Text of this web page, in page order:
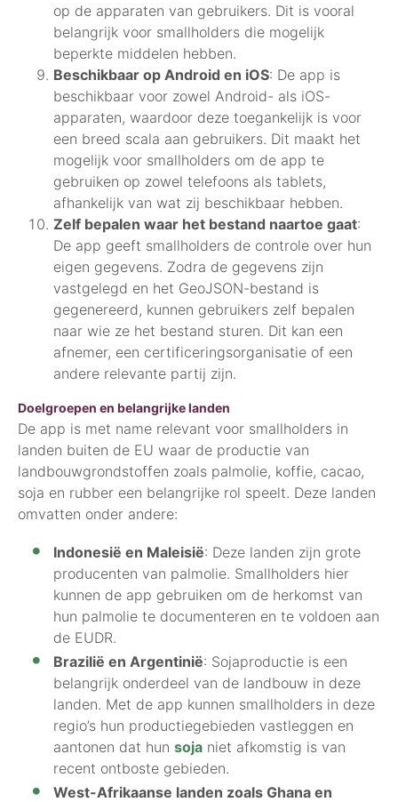
op de apparaten van gebruikers. Dit is vooral
belangrijk voor smallholders die mogelijk
beperkte middelen hebben.
Beschikbaar op Android en iOS: De app is
beschikbaar voor zowel Android- als iOS-
apparaten, waardoor deze toegankelijk is voor
een breed scala aan gebruikers. Dit maakt het
mogelijk voor smallholders om de app te
gebruiken op zowel telefoons als tablets,
afhankelijk van wat zij beschikbaar hebben.
Zelf bepalen waar het bestand naartoe gaat:
De app geeft smallholders de controle over hun
eigen gegevens. Zodra de gegevens zijn
vastgelegd en het GeoJSON-bestand is
gegenereerd, kunnen gebruikers zelf bepalen
naar wie ze het bestand sturen. Dit kan een
afnemer, een certificeringsorganisatie of een
andere relevante partij zijn.
Doelgroepen en belangrijke landen
De app is met name relevant voor smallholders in
landen buiten de EU waar de productie van
landbouwgrondstoffen zoals palmolie, koffie, cacao,
soja en rubber een belangrijke rol speelt. Deze landen
omvatten onder andere:
Indonesië en Maleisië: Deze landen zijn grote
producenten van palmolie. Smallholders hier
kunnen de app gebruiken om de herkomst van
hun palmolie te documenteren en te voldoen aan
de EUDR.
Brazilië en Argentinië: Sojaproductie is een
belangrijk onderdeel van de landbouw in deze
landen. Met de app kunnen smallholders in deze
regio’s hun productiegebieden vastleggen en
aantonen dat hun soja niet afkomstig is van
recent ontboste gebieden.
West-Afrikaanse landen zoals Ghana en